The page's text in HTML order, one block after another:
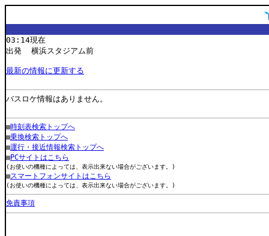
03:14現在
出発 横浜スタジアム前
最新の情報に更新する
バスロケ情報はありません。
■時刻表検索トップへ
■乗換検索トップへ
■運行・接近情報検索トップへ
■PCサイトはこちら
(お使いの機種によっては、表示出来ない場合がございます。)
■スマートフォンサイトはこちら
(お使いの機種によっては、表示出来ない場合がございます。)
免責事項